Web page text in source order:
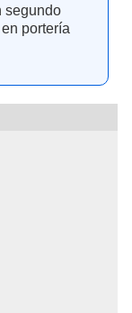
segundo
portería